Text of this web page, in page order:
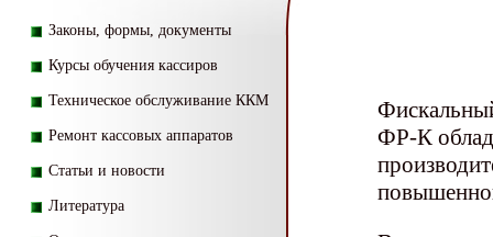
Законы, формы, документы
Курсы обучения кассиров
Техническое обслуживание ККМ
Ремонт кассовых аппаратов
Статьи и новости
Литература
ФР-К